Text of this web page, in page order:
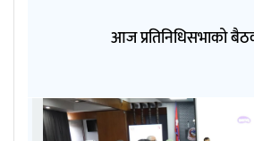
आज प्रतिनिधिसभाको